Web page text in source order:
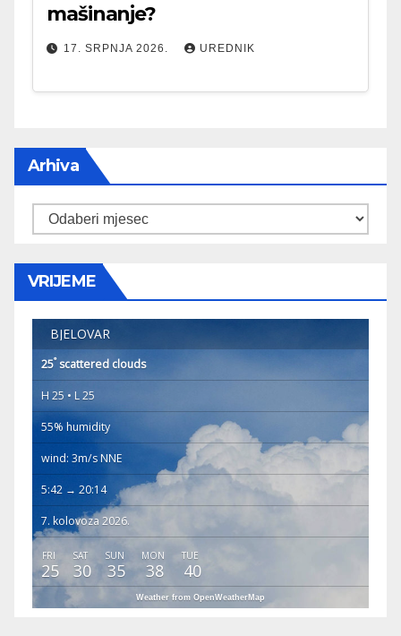
mašinanje?
17. SRPNJA 2026. UREDNIK
Arhiva
Arhiva
VRIJEME
BJELOVAR
25°scattered clouds
H 25 • L 25
55% humidity
wind: 3m/s NNE
5:42 → 20:14
7. kolovoza 2026.
FRI
25
SAT
30
SUN
35
MON
38
TUE
40
Weather from OpenWeatherMap